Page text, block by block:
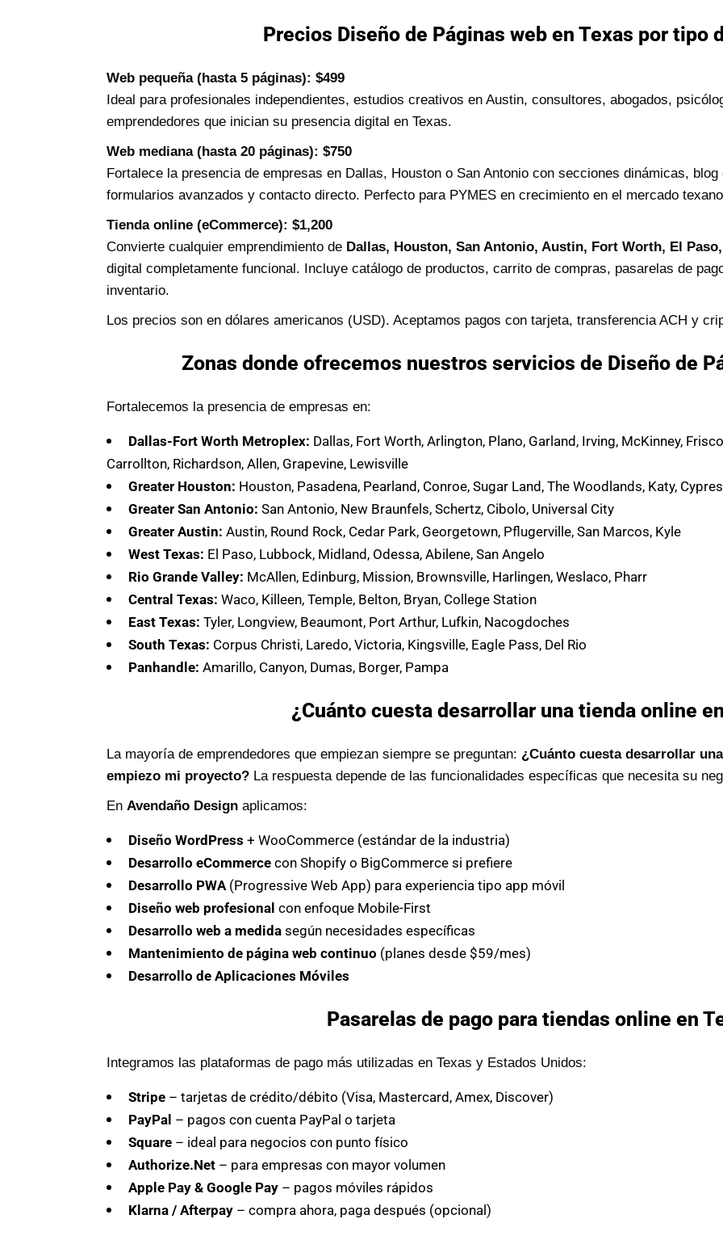
Precios Diseño de Páginas web en Texas por tipo
Web pequeña (hasta 5 páginas): $499
Ideal para profesionales independientes, estudios creativos en Austin, consultores, abogados,
emprendedores que inician su presencia digital en Texas.
Web mediana (hasta 20 páginas): $750
Fortalece la presencia de empresas en Dallas, Houston o San Antonio con secciones dinámicas,
formularios avanzados y contacto directo. Perfecto para PYMES en crecimiento en el mercado
Tienda online (eCommerce): $1,200
Convierte cualquier emprendimiento de Dallas, Houston, San Antonio, Austin, Fort Worth, El
digital completamente funcional. Incluye catálogo de productos, carrito de compras, pasarelas de
inventario.
Los precios son en dólares americanos (USD). Aceptamos pagos con tarjeta, transferencia ACH y
Zonas donde ofrecemos nuestros servicios de Diseño de
Fortalecemos la presencia de empresas en:
Dallas-Fort Worth Metroplex: Dallas, Fort Worth, Arlington, Plano, Garland, Irving, McKinney,
Carrollton, Richardson, Allen, Grapevine, Lewisville
Greater Houston: Houston, Pasadena, Pearland, Conroe, Sugar Land, The Woodlands, Katy,
Greater San Antonio: San Antonio, New Braunfels, Schertz, Cibolo, Universal City
Greater Austin: Austin, Round Rock, Cedar Park, Georgetown, Pflugerville, San Marcos, Kyle
West Texas: El Paso, Lubbock, Midland, Odessa, Abilene, San Angelo
Rio Grande Valley: McAllen, Edinburg, Mission, Brownsville, Harlingen, Weslaco, Pharr
Central Texas: Waco, Killeen, Temple, Belton, Bryan, College Station
East Texas: Tyler, Longview, Beaumont, Port Arthur, Lufkin, Nacogdoches
South Texas: Corpus Christi, Laredo, Victoria, Kingsville, Eagle Pass, Del Rio
Panhandle: Amarillo, Canyon, Dumas, Borger, Pampa
¿Cuánto cuesta desarrollar una tienda online
La mayoría de emprendedores que empiezan siempre se preguntan: ¿Cuánto cuesta desarrollar
empiezo mi proyecto? La respuesta depende de las funcionalidades específicas que necesita su
En Avendaño Design aplicamos:
Diseño WordPress + WooCommerce (estándar de la industria)
Desarrollo eCommerce con Shopify o BigCommerce si prefiere
Desarrollo PWA (Progressive Web App) para experiencia tipo app móvil
Diseño web profesional con enfoque Mobile-First
Desarrollo web a medida según necesidades específicas
Mantenimiento de página web continuo (planes desde $59/mes)
Desarrollo de Aplicaciones Móviles
Pasarelas de pago para tiendas online en
Integramos las plataformas de pago más utilizadas en Texas y Estados Unidos:
Stripe – tarjetas de crédito/débito (Visa, Mastercard, Amex, Discover)
PayPal – pagos con cuenta PayPal o tarjeta
Square – ideal para negocios con punto físico
Authorize.Net – para empresas con mayor volumen
Apple Pay & Google Pay – pagos móviles rápidos
Klarna / Afterpay – compra ahora, paga después (opcional)